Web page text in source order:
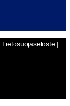
Tietosuojaseloste|